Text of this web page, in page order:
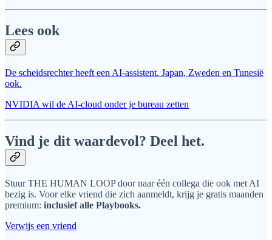
Lees ook
De scheidsrechter heeft een AI-assistent. Japan, Zweden en Tunesië
ook.
NVIDIA wil de AI-cloud onder je bureau zetten
Vind je dit waardevol? Deel het.
Stuur THE HUMAN LOOP door naar één collega die ook met AI
bezig is. Voor elke vriend die zich aanmeldt, krijg je gratis maanden
premium: inclusief alle Playbooks.
Verwijs een vriend